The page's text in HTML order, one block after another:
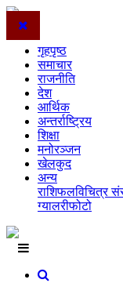
गृहपृष्ठ
समाचार
राजनीति
देश
आर्थिक
अन्तर्राष्ट्रिय
शिक्षा
मनोरञ्जन
खेलकुद
अन्य
राशिफलविचित्र
ग्यालरीफोटो